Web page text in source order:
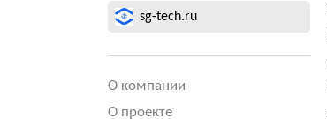
sg-tech.ru
О компании
О проекте